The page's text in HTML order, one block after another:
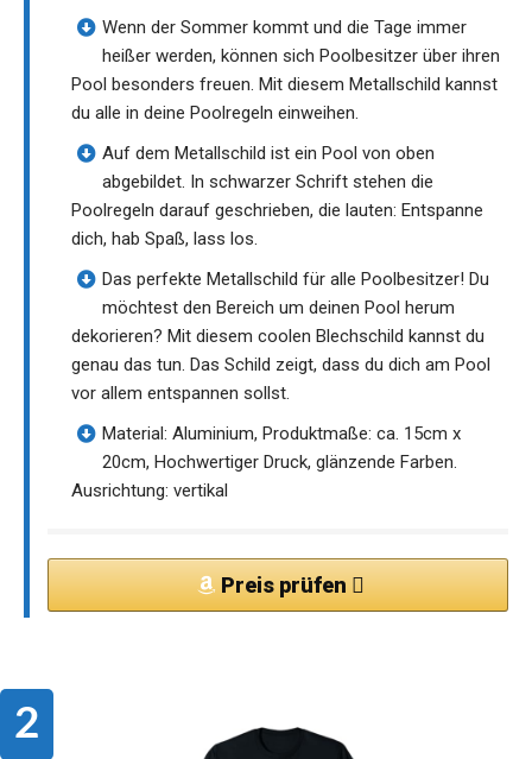
Wenn der Sommer kommt und die Tage immer
heißer werden, können sich Poolbesitzer über ihren
Pool besonders freuen. Mit diesem Metallschild kannst
du alle in deine Poolregeln einweihen.
Auf dem Metallschild ist ein Pool von oben
abgebildet. In schwarzer Schrift stehen die
Poolregeln darauf geschrieben, die lauten: Entspanne
dich, hab Spaß, lass los.
Das perfekte Metallschild für alle Poolbesitzer! Du
möchtest den Bereich um deinen Pool herum
dekorieren? Mit diesem coolen Blechschild kannst du
genau das tun. Das Schild zeigt, dass du dich am Pool
vor allem entspannen sollst.
Material: Aluminium, Produktmaße: ca. 15cm x
20cm, Hochwertiger Druck, glänzende Farben.
Ausrichtung: vertikal
Preis prüfen